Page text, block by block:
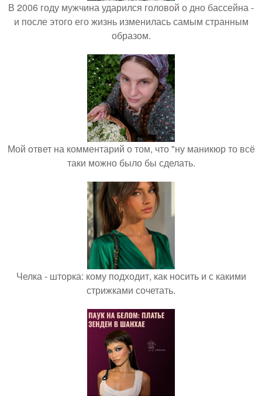
В 2006 году мужчина ударился головой о дно бассейна -
и после этого его жизнь изменилась самым странным
образом.
Мой ответ на комментарий о том, что "ну маникюр то всё
таки можно было бы сделать.
Челка - шторка: кому подходит, как носить и с какими
стрижками сочетать.